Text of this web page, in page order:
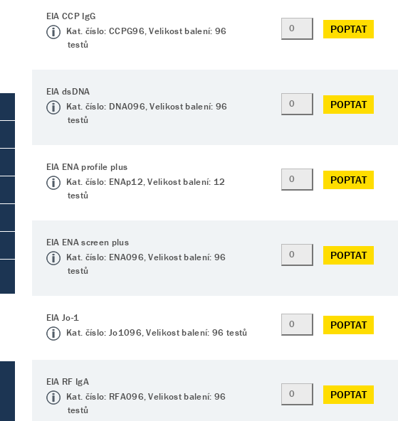
EIA CCP IgG
Kat. číslo: CCPG96, Velikost balení: 96
testů
POPTAT
EIA dsDNA
Kat. číslo: DNA096, Velikost balení: 96
testů
POPTAT
EIA ENA profile plus
Kat. číslo: ENAp12, Velikost balení: 12
testů
POPTAT
EIA ENA screen plus
Kat. číslo: ENA096, Velikost balení: 96
testů
POPTAT
EIA Jo-1
Kat. číslo: Jo1096, Velikost balení: 96 testů
POPTAT
EIA RF IgA
Kat. číslo: RFA096, Velikost balení: 96
testů
POPTAT